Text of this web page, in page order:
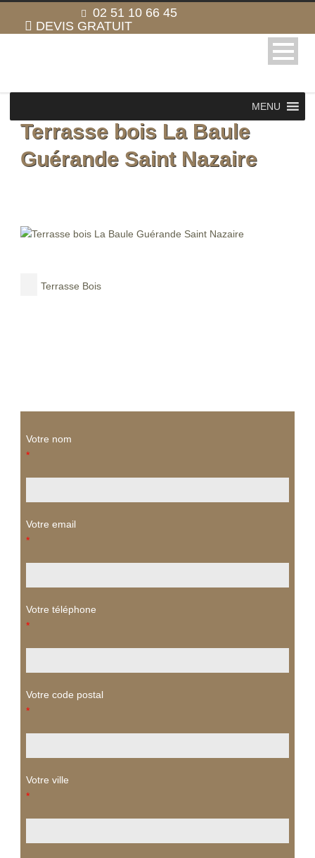
02 51 10 66 45
DEVIS GRATUIT
MENU
Terrasse bois La Baule
Guérande Saint Nazaire
Terrasse Bois
Votre nom
*
Votre email
*
Votre téléphone
*
Votre code postal
*
Votre ville
*